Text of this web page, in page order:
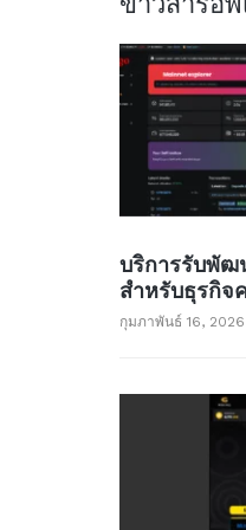
บริการรับพัฒ
สำหรับธุรกิจ
กุมภาพันธ์ 16, 2026